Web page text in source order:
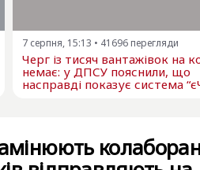
7 серпня, 15:13 • 41696 перегляди
Черг із тисяч вантажівок на
немає: у ДПСУ пояснили, що
насправді показує система